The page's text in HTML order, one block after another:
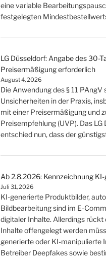
eine variable
festgelegten
LG Düsseldorf: Angabe des 30-
Preisermäßigung erforderlich
August 4, 2026
Die Anwendung des § 11
Unsicherheiten in der Praxis,
mit einer Preisermäßigung und
Preisempfehlung (UVP). Das
entschied nun, dass der
Ab 2.8.2026: Kennzeichnung
Juli 31, 2026
KI-generierte Produktbilder,
Bildbearbeitung sind im E-
digitaler Inhalte. Allerdings rückt
Inhalte offengelegt werden
generierte oder KI-manipulierte
Betreiber Deepfakes sowie